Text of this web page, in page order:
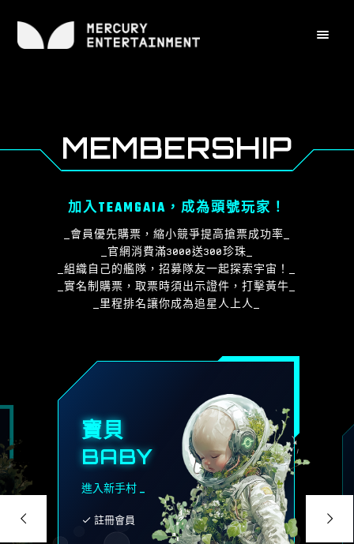
MEMBERSHIP
加入TEAMGAIA，成為頭號玩家！
_會員優先購票，縮小競爭提高搶票成功率_
_官網消費滿3000送300珍珠_
_組織自己的艦隊，招募隊友一起探索宇宙！_
_實名制購票，取票時須出示證件，打擊黃牛_
_里程排名讓你成為追星人上人_
寶貝
BABY
進入新手村 _
check 註冊會員